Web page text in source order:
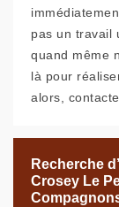
pas un travail
quand même
là pour
alors,
Recherche
Crosey Le